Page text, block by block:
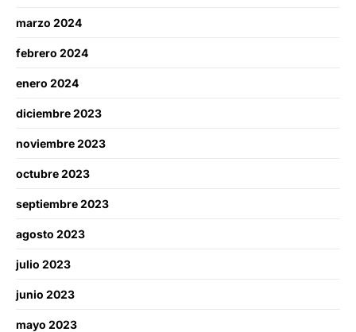
marzo 2024
febrero 2024
enero 2024
diciembre 2023
noviembre 2023
octubre 2023
septiembre 2023
agosto 2023
julio 2023
junio 2023
mayo 2023